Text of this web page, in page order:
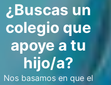
¿Buscas un
colegio que
apoye a tu
hijo/a?
Nos basamos en que el